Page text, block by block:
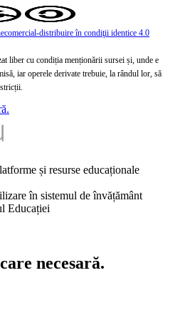
distribuire în condiţii identice 4.0
liber cu condiția menționării sursei și, unde e
iar operele derivate trebuie, la rândul lor, să
și resurse educaționale
în sistemul de învățământ
Educației
necesară.